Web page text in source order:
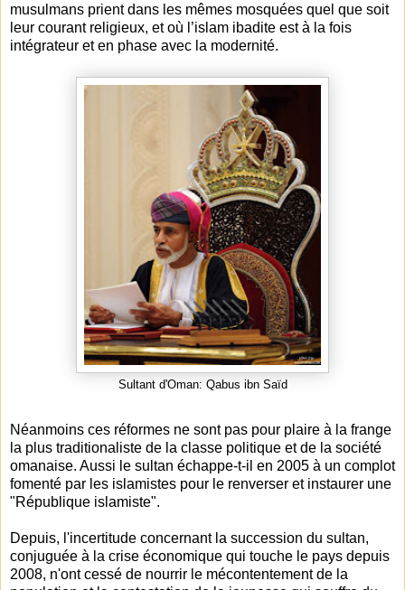
musulmans prient dans les mêmes mosquées quel que soit
leur courant religieux, et où l’islam ibadite est à la fois
intégrateur et en phase avec la modernité.
Sultant d'Oman: Qabus ibn Saïd
Néanmoins ces réformes ne sont pas pour plaire à la frange
la plus traditionaliste de la classe politique et de la société
omanaise. Aussi le sultan échappe-t-il en 2005 à un complot
fomenté par les islamistes pour le renverser et instaurer une
"République islamiste".
Depuis, l'incertitude concernant la succession du sultan,
conjuguée à la crise économique qui touche le pays depuis
2008, n'ont cessé de nourrir le mécontentement de la